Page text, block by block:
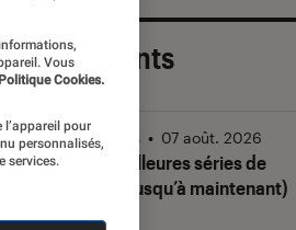
plus récents
Les meilleures séries de
2026 (jusqu’à maintenant)
Séries • 07 août. 2026
Vous
Politique Cookies.
pour
personnalisés,
services.